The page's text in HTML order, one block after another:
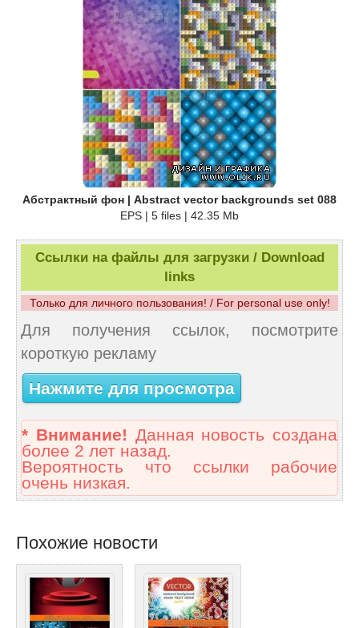
Абстрактный фон | Abstract vector backgrounds set 088
EPS | 5 files | 42.35 Mb
Ссылки на файлы для загрузки / Download
links
Только для личного пользования! / For personal use only!
Для получения ссылок, посмотрите
короткую рекламу
Нажмите для просмотра
* Внимание! Данная новость создана
более 2 лет назад.
Вероятность что ссылки рабочие
очень низкая.
Похожие новости